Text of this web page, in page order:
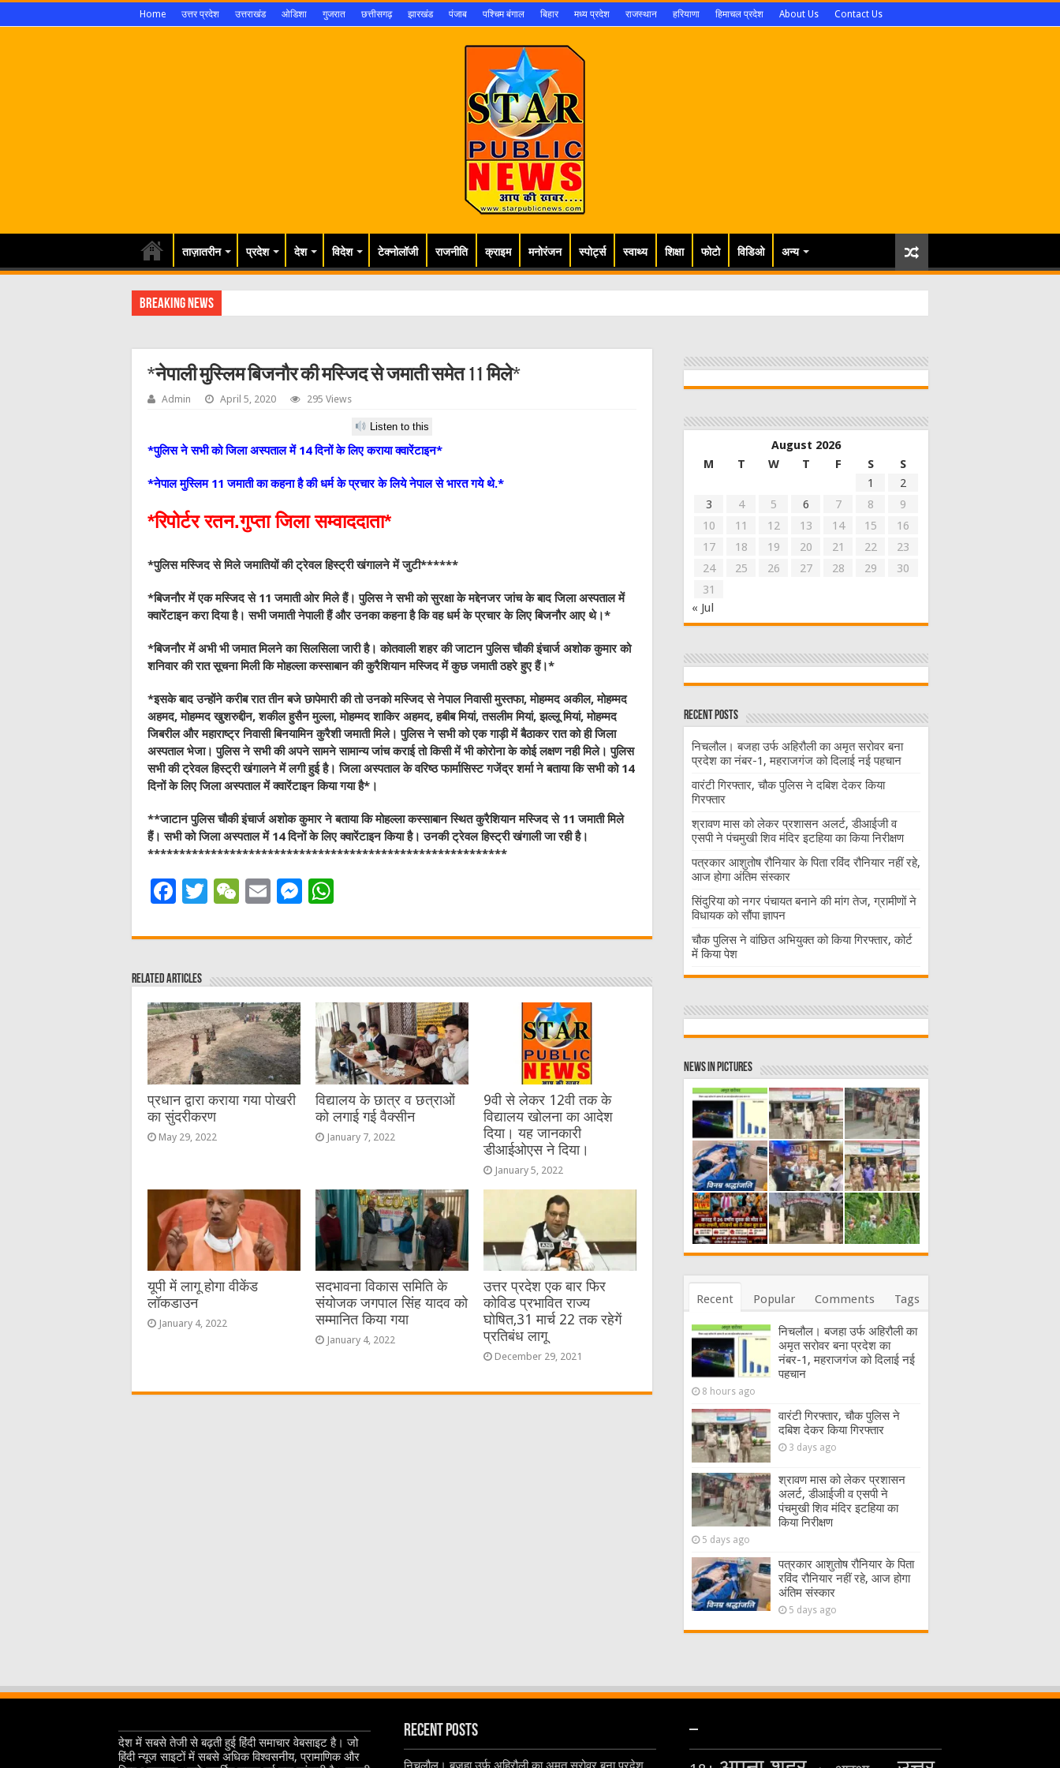
Home उत्तर प्रदेश उत्तराखंड ओडिशा गुजरात छत्तीसगढ़ झारखंड पंजाब पश्चिम बंगाल बिहार मध्य प्रदेश राजस्थान हरियाणा हिमाचल प्रदेश About Us Contact Us
ताज़ातरीन प्रदेश देश विदेश टेक्नोलॉजी राजनीति क्राइम मनोरंजन स्पोर्ट्स स्वाथ्य शिक्षा फोटो विडिओ अन्य
Breaking News
*नेपाली मुस्लिम बिजनौर की मस्जिद से जमाती समेत 11 मिले*
Admin April 5, 2020 295 Views
Listen to this
*पुलिस ने सभी को जिला अस्पताल में 14 दिनों के लिए कराया क्वारेंटाइन*
*नेपाल मुस्लिम 11 जमाती का कहना है की धर्म के प्रचार के लिये नेपाल से भारत गये थे.*
*रिपोर्टर रतन.गुप्ता जिला सम्वाददाता*
*पुलिस मस्जिद से मिले जमातियों की ट्रेवल हिस्ट्री खंगालने में जुटी******
*बिजनौर में एक मस्जिद से 11 जमाती ओर मिले हैं। पुलिस ने सभी को सुरक्षा के मद्देनजर जांच के बाद जिला अस्पताल में
क्वारेंटाइन करा दिया है। सभी जमाती नेपाली हैं और उनका कहना है कि वह धर्म के प्रचार के लिए बिजनौर आए थे।*
*बिजनौर में अभी भी जमात मिलने का सिलसिला जारी है। कोतवाली शहर की जाटान पुलिस चौकी इंचार्ज अशोक कुमार को
शनिवार की रात सूचना मिली कि मोहल्ला कस्साबान की कुरैशियान मस्जिद में कुछ जमाती ठहरे हुए हैं।*
*इसके बाद उन्होंने करीब रात तीन बजे छापेमारी की तो उनको मस्जिद से नेपाल निवासी मुस्तफा, मोहम्मद अकील, मोहम्मद
अहमद, मोहम्मद खुशरुद्दीन, शकील हुसैन मुल्ला, मोहम्मद शाकिर अहमद, हबीब मियां, तसलीम मियां, झल्लू मियां, मोहम्मद
जिबरील और महाराष्ट्र निवासी बिनयामिन कुरैशी जमाती मिले। पुलिस ने सभी को एक गाड़ी में बैठाकर रात को ही जिला
अस्पताल भेजा। पुलिस ने सभी की अपने सामने सामान्य जांच कराई तो किसी में भी कोरोना के कोई लक्षण नही मिले। पुलिस
सभी की ट्रेवल हिस्ट्री खंगालने में लगी हुई है। जिला अस्पताल के वरिष्ठ फार्मासिस्ट गजेंद्र शर्मा ने बताया कि सभी को 14
दिनों के लिए जिला अस्पताल में क्वारेंटाइन किया गया है*।
**जाटान पुलिस चौकी इंचार्ज अशोक कुमार ने बताया कि मोहल्ला कस्साबान स्थित कुरैशियान मस्जिद से 11 जमाती मिले
हैं। सभी को जिला अस्पताल में 14 दिनों के लिए क्वारेंटाइन किया है। उनकी ट्रेवल हिस्ट्री खंगाली जा रही है।
*********************************************************
F
c
e
b
o
o
k
T
it
r
W
C
at
E
ai
M
ss
n
g
er
at
A
p
p
Related Articles
प्रधान द्वारा कराया गया पोखरी
का सुंदरीकरण
May 29, 2022
विद्यालय के छात्र व छत्राओं
को लगाई गई वैक्सीन
January 7, 2022
9वी से लेकर 12वी तक के
विद्यालय खोलना का आदेश
दिया। यह जानकारी
डीआईओएस ने दिया।
January 5, 2022
यूपी में लागू होगा वीकेंड
लॉकडाउन
January 4, 2022
सदभावना विकास समिति के
संयोजक जगपाल सिंह यादव को
सम्मानित किया गया
January 4, 2022
उत्तर प्रदेश एक बार फिर
कोविड प्रभावित राज्य
घोषित,31 मार्च 22 तक रहेगें
प्रतिबंध लागू
December 29, 2021
August 2026
M
T W T F S
S
1
2
3
4 5 6 7 8
9
10
11 12 13 14 15
16
17
18 19 20 21 22
23
24
25 26 27 28 29
30
31
« Jul
Recent Posts
निचलौल। बजहा उर्फ अहिरौली का अमृत सरोवर बना
प्रदेश का नंबर-1, महराजगंज को दिलाई नई पहचान
वारंटी गिरफ्तार, चौक पुलिस ने दबिश देकर किया
गिरफ्तार
श्रावण मास को लेकर प्रशासन अलर्ट, डीआईजी व
एसपी ने पंचमुखी शिव मंदिर इटहिया का किया निरीक्षण
पत्रकार आशुतोष रौनियार के पिता रविंद रौनियार नहीं रहे,
आज होगा अंतिम संस्कार
सिंदुरिया को नगर पंचायत बनाने की मांग तेज, ग्रामीणों ने
विधायक को सौंपा ज्ञापन
चौक पुलिस ने वांछित अभियुक्त को किया गिरफ्तार, कोर्ट
में किया पेश
News in Pictures
Recent Popular Comments Tags
निचलौल। बजहा उर्फ अहिरौली का
अमृत सरोवर बना प्रदेश का
नंबर-1, महराजगंज को दिलाई नई
पहचान
8 hours ago
वारंटी गिरफ्तार, चौक पुलिस ने
दबिश देकर किया गिरफ्तार
3 days ago
श्रावण मास को लेकर प्रशासन
अलर्ट, डीआईजी व एसपी ने
पंचमुखी शिव मंदिर इटहिया का
किया निरीक्षण
5 days ago
पत्रकार आशुतोष रौनियार के पिता
रविंद रौनियार नहीं रहे, आज होगा
अंतिम संस्कार
5 days ago
देश में सबसे तेजी से बढ़ती हुई हिंदी समाचार वेबसाइट है। जो
हिंदी न्यूज साइटों में सबसे अधिक विश्वसनीय, प्रामाणिक और
Recent Posts –